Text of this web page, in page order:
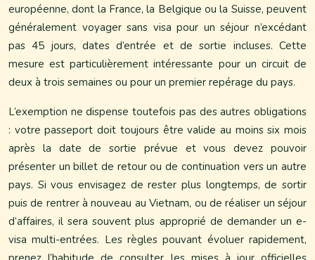
européenne, dont la France, la Belgique ou la Suisse, peuvent
généralement voyager sans visa pour un séjour n’excédant
pas 45 jours, dates d’entrée et de sortie incluses. Cette
mesure est particulièrement intéressante pour un circuit de
deux à trois semaines ou pour un premier repérage du pays.
L’exemption ne dispense toutefois pas des autres obligations
: votre passeport doit toujours être valide au moins six mois
après la date de sortie prévue et vous devez pouvoir
présenter un billet de retour ou de continuation vers un autre
pays. Si vous envisagez de rester plus longtemps, de sortir
puis de rentrer à nouveau au Vietnam, ou de réaliser un séjour
d’affaires, il sera souvent plus approprié de demander un e-
visa multi-entrées. Les règles pouvant évoluer rapidement,